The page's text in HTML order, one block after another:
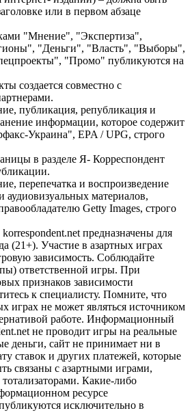
или в первом абзаце
"Мнение", "Экспертиза",
"Деньги", "Власть", "Выборы",
"Промо" публикуются на
создается совместно с
публикация, републикация и
информации, которое содержит
Украина", EPA / UPG, строго
в разделе Я- Корреспондент
перепечатка и воспроизведение
аудиовизуальных материалов,
Getty Images, строго
предназначены для
(21+). Участие в азартных играх
зависимость. Соблюдайте
ответственной игры. При
признаков зависимости
к специалисту. Помните, что
играх не может являться источником
работе. Информационный
не проводит игры на реальные
деньги, сайт не принимает ни в
ставок и других платежей, которые
связаны с азартными играми,
Какие-либо
ресурсе
исключительно в